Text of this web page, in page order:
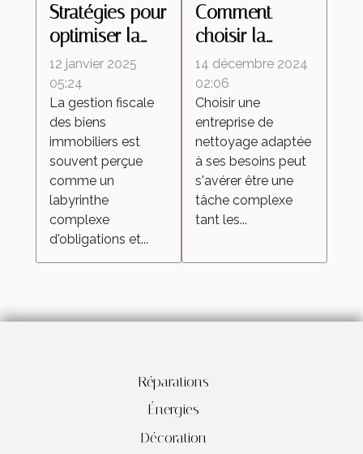
Stratégies pour
optimiser la
fiscalité de vos
biens
immobiliers
12 janvier 2025
05:24
La gestion fiscale
des biens
immobiliers est
souvent perçue
comme un
labyrinthe
complexe
d'obligations et...
Comment
choisir la
meilleure
entreprise de
nettoyage
pour vos
besoins
14 décembre 2024
02:06
Choisir une
entreprise de
nettoyage adaptée
à ses besoins peut
s'avérer être une
tâche complexe
tant les...
Réparations
Énergies
Décoration